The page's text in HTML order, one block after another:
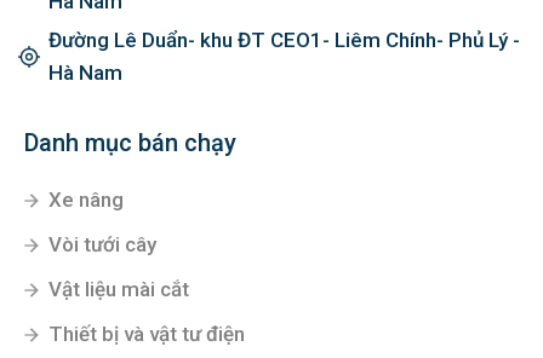
Đường Lê Duẩn- khu ĐT CEO1- Liêm Chính- Phủ Lý -
Hà Nam
Danh mục bán chạy
Xe nâng
Vòi tưới cây
Vật liệu mài cắt
Thiết bị và vật tư điện